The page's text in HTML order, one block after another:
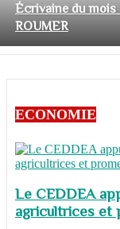
Écrivaine du mois
ROUMER
ECONOMIE
Le CEDDEA
agricultrices et